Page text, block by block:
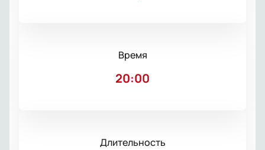
Время
20:00
Длительность